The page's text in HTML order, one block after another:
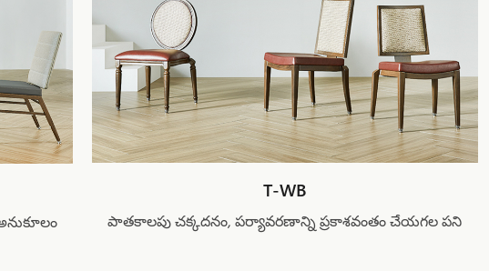
T-WB
పాతకాలపు చక్కదనం, పర్యావరణాన్ని ప్రకాశవంతం చేయగల పని